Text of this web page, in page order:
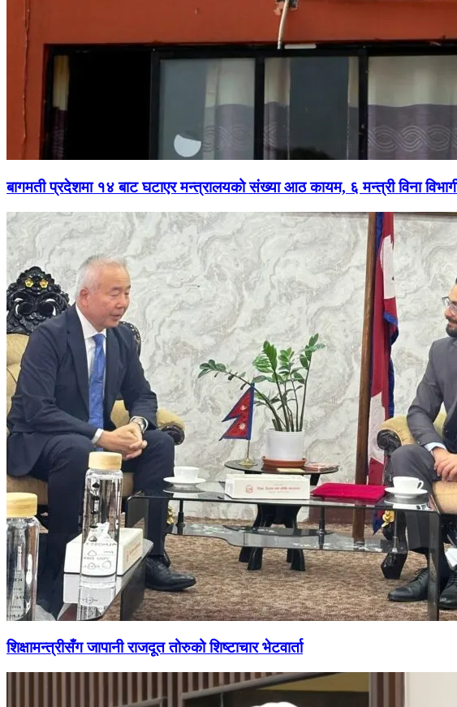
बागमती प्रदेशमा १४ बाट घटाएर मन्त्रालयको संख्या आठ कायम, ६ मन्त्री विना
शिक्षामन्त्रीसँग जापानी राजदूत तोरुको शिष्टाचार भेटवार्ता